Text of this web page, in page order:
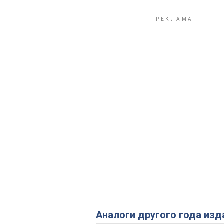
Аналоги другого года